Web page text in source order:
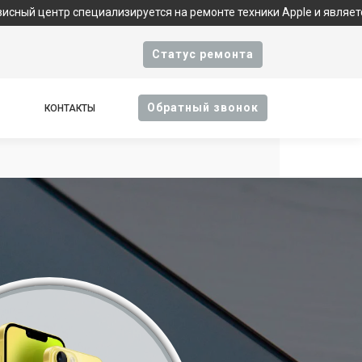
на ремонте техники Apple и является
Cтатус ремонта
КОНТАКТЫ Oбратный звонок